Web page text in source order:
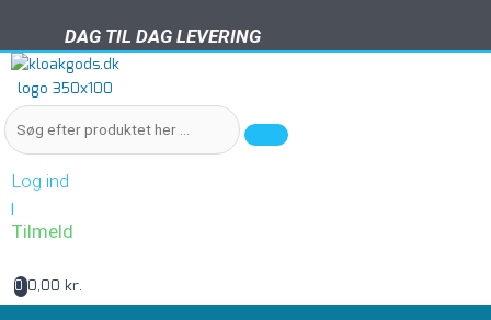
DAG TIL DAG LEVERING
DAG TIL DAG LEVERING
Log ind
|
Tilmeld
0 0,00 kr.